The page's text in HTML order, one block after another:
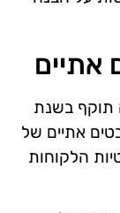
אתיים
תוקף בשנת
אתיים של
הלקוחות